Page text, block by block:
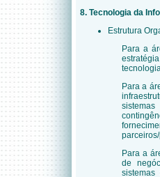
8. Tecnologia da
Estrutura
Para a
Para a
Para a
de